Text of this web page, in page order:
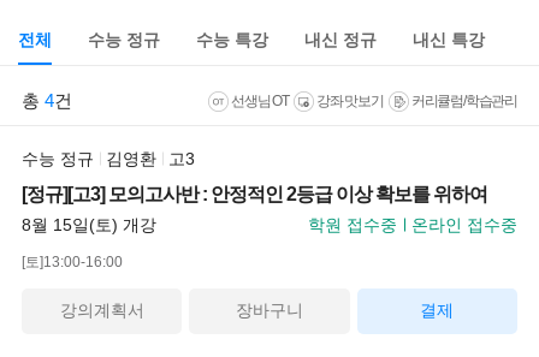
전체 수능 정규 수능 특강 내신 정규 내신 특강
총 4건 선생님 OT 강좌 맛보기 커리큘럼/학습관리
수능 정규 김영환 고3
[정규][고3] 모의고사반 : 안정적인 2등급 이상 확보를 위하여
8월 15일(토) 개강 학원 접수중 온라인 접수중
[토]13:00-16:00
강의계획서 장바구니 결제